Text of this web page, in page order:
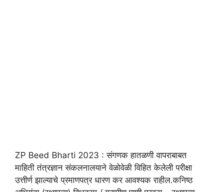
ZP Beed Bharti 2023 : संगणक हातळणी वापराबाबत
माहिती तंत्रज्ञान संकलनालयाने वेळोवेळी विहित केलेली परीक्षा
उत्तीर्ण झाल्याचे प्रमाणपत्र धारण कर आवश्यक राहील.कनिष्ठ